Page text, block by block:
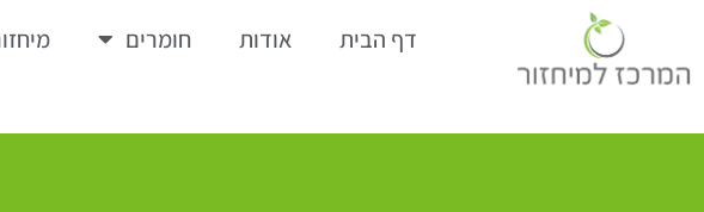
דף הבית אודות חומרים